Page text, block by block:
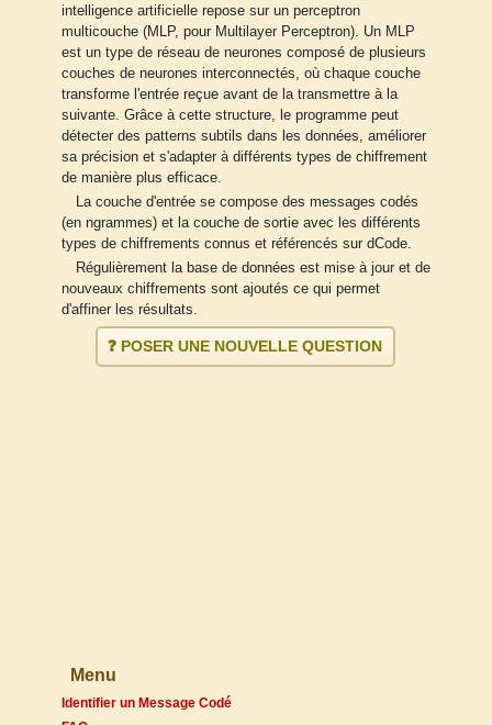
intelligence artificielle repose sur un perceptron
multicouche (MLP, pour Multilayer Perceptron). Un MLP
est un type de réseau de neurones composé de plusieurs
couches de neurones interconnectés, où chaque couche
transforme l'entrée reçue avant de la transmettre à la
suivante. Grâce à cette structure, le programme peut
détecter des patterns subtils dans les données, améliorer
sa précision et s'adapter à différents types de chiffrement
de manière plus efficace.
La couche d'entrée se compose des messages codés
(en ngrammes) et la couche de sortie avec les différents
types de chiffrements connus et référencés sur dCode.
Régulièrement la base de données est mise à jour et de
nouveaux chiffrements sont ajoutés ce qui permet
d'affiner les résultats.
❓ POSER UNE NOUVELLE QUESTION
Menu
Identifier un Message Codé